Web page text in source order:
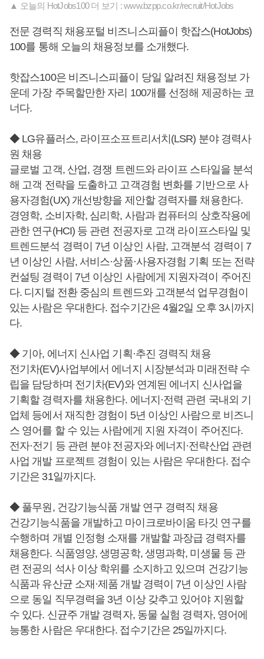
▲ 오늘의 HotJobs100 더 보기 : www.bzpp.co.kr/recruit/HotJobs
전문 경력직 채용포털 비즈니스피플이 핫잡스(HotJobs)
100를 통해 오늘의 채용정보를 소개했다.
핫잡스100은 비즈니스피플이 당일 알려진 채용정보 가
운데 가장 주목할만한 자리 100개를 선정해 제공하는 코
너다.
◆ LG유플러스, 라이프소프트리서치(LSR) 분야 경력사
원 채용
글로벌 고객, 산업, 경쟁 트렌드와 라이프 스타일을 분석
해 고객 전략을 도출하고 고객경험 변화를 기반으로 사
용자경험(UX) 개선방향을 제안할 경력자를 채용한다.
경영학, 소비자학, 심리학, 사람과 컴퓨터의 상호작용에
관한 연구(HCI) 등 관련 전공자로 고객 라이프스타일 및
트렌드분석 경력이 7년 이상인 사람, 고객분석 경력이 7
년 이상인 사람, 서비스·상품·사용자경험 기획 또는 전략
컨설팅 경력이 7년 이상인 사람에게 지원자격이 주어진
다. 디지털 전환 중심의 트렌드와 고객분석 업무경험이
있는 사람은 우대한다. 접수기간은 4월2일 오후 3시까지
다.
◆ 기아, 에너지 신사업 기획·추진 경력직 채용
전기차(EV)사업부에서 에너지 시장분석과 미래전략 수
립을 담당하며 전기차(EV)와 연계된 에너지 신사업을
기획할 경력자를 채용한다. 에너지·전력 관련 국내외 기
업체 등에서 재직한 경험이 5년 이상인 사람으로 비즈니
스 영어를 할 수 있는 사람에게 지원 자격이 주어진다.
전자·전기 등 관련 분야 전공자와 에너지·전략산업 관련
사업 개발 프로젝트 경험이 있는 사람은 우대한다. 접수
기간은 31일까지다.
◆ 풀무원, 건강기능식품 개발 연구 경력직 채용
건강기능식품을 개발하고 마이크로바이움 타깃 연구를
수행하며 개별 인정형 소재를 개발할 과장급 경력자를
채용한다. 식품영양, 생명공학, 생명과학, 미생물 등 관
련 전공의 석사 이상 학위를 소지하고 있으며 건강기능
식품과 유산균 소재·제품 개발 경력이 7년 이상인 사람
으로 동일 직무경력을 3년 이상 갖추고 있어야 지원할
수 있다. 신균주 개발 경력자, 동물 실험 경력자, 영어에
능통한 사람은 우대한다. 접수기간은 25일까지다.